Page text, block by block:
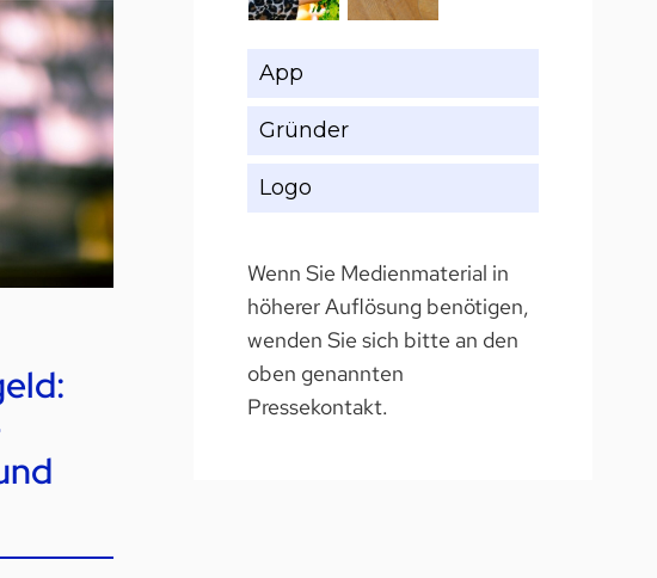
App
Gründer
Logo
Wenn Sie Medienmaterial in
höherer Auflösung benötigen,
wenden Sie sich bitte an den
oben genannten
Pressekontakt.